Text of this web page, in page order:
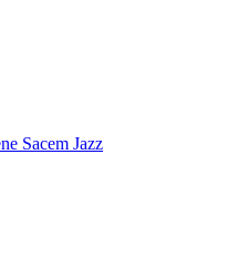
Sacem Jazz